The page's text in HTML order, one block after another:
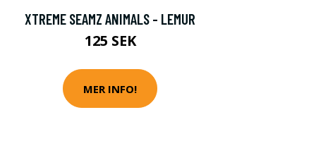
XTREME SEAMZ ANIMALS - LEMUR
125 SEK
MER INFO!